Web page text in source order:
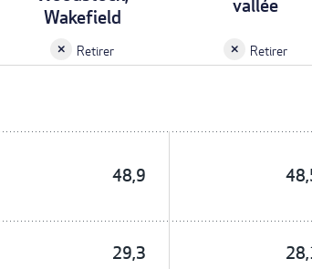
Wakefield
Retirer
vallée
Retirer
48,9
29,3